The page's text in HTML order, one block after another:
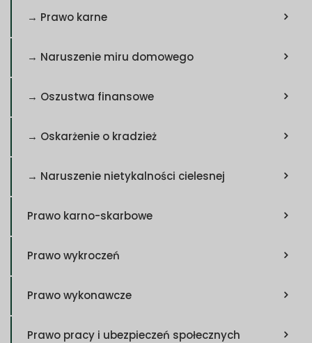
→ Prawo karne
→ Naruszenie miru domowego
→ Oszustwa finansowe
→ Oskarżenie o kradzież
→ Naruszenie nietykalności cielesnej
Prawo karno-skarbowe
Prawo wykroczeń
Prawo wykonawcze
Prawo pracy i ubezpieczeń społecznych